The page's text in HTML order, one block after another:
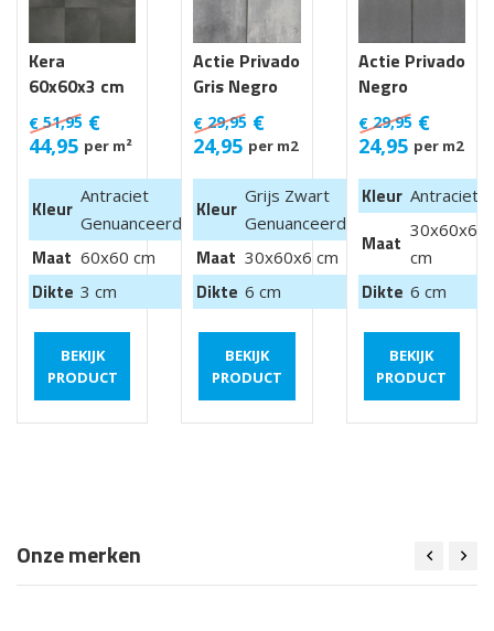
Kera
60x60x3 cm
Luik
€ 51,95 €
44,95 per m²
Kleur
Antraciet
Genuanceerd
Maat 60x60 cm
Dikte 3 cm
BEKIJK
PRODUCT
Actie Privado
Gris Negro
30x60x6 cm
€ 29,95 €
24,95 per m2
Kleur
Grijs Zwart
Genuanceerd
Maat 30x60x6 cm
Dikte 6 cm
BEKIJK
PRODUCT
Actie Privado
Negro
30x60x6 cm
€29,95 €
24,95 per m2
Kleur Antraciet
Maat
30x60x6
cm
Dikte 6 cm
BEKIJK
PRODUCT
Onze merken